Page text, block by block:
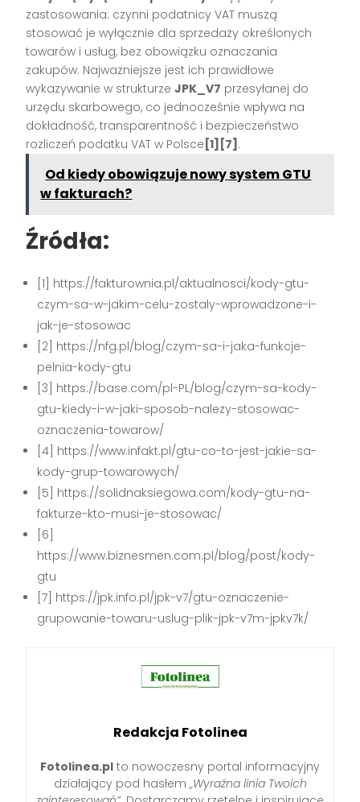
zastosowania: czynni podatnicy VAT muszą
stosować je wyłącznie dla sprzedaży określonych
towarów i usług, bez obowiązku oznaczania
zakupów. Najważniejsze jest ich prawidłowe
wykazywanie w strukturzeJPK_V7 przesyłanej do
urzędu skarbowego, co jednocześnie wpływa na
dokładność, transparentność i bezpieczeństwo
rozliczeń podatku VAT w Polsce [1][7] .
Od kiedy obowiązuje nowy system GTU
w fakturach?
Źródła:
[1] https://fakturownia.pl/aktualnosci/kody-gtu-
czym-sa-w-jakim-celu-zostaly-wprowadzone-i-
jak-je-stosowac
[2] https://nfg.pl/blog/czym-sa-i-jaka-funkcje-
pelnia-kody-gtu
[3] https://base.com/pl-PL/blog/czym-sa-kody-
gtu-kiedy-i-w-jaki-sposob-nalezy-stosowac-
oznaczenia-towarow/
[4] https://www.infakt.pl/gtu-co-to-jest-jakie-sa-
kody-grup-towarowych/
[5] https://solidnaksiegowa.com/kody-gtu-na-
fakturze-kto-musi-je-stosowac/
[6]
https://www.biznesmen.com.pl/blog/post/kody-
gtu
[7] https://jpk.info.pl/jpk-v7/gtu-oznaczenie-
grupowanie-towaru-uslug-plik-jpk-v7m-jpkv7k/
Redakcja Fotolinea
Fotolinea.pl to nowoczesny portal informacyjny
działający pod hasłem „Wyraźna linia Twoich